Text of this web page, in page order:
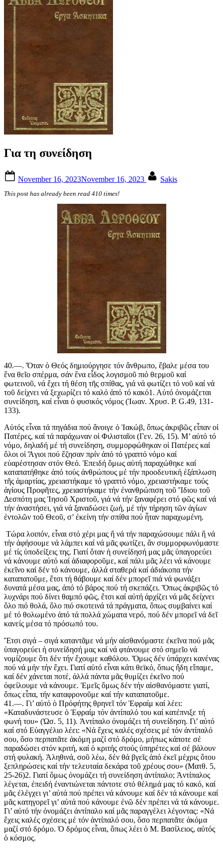
Για τη συνείδηση
on
November 16, 2023November 16, 2023 Sakis
This post has already been read 410 times!
40.—. Ὅταν ὁ Θεός δημιούργησε τόν ἄνθρωπο, ἔβαλε μέσα του
ἕνα θεῖο σπέρμα, σάν ἕνα εἶδος λογισμοῦ πιό θερμοῦ καί
φωτεινοῦ, νά ἔχει τή θέση τῆς σπίθας, γιά νά φωτίζει τό νοῦ καί νά
τοῦ δείχνει νά ξεχωρίζει τό καλό ἀπό τό κακό1. Αὐτό ὀνομάζεται
συνείδηση, καί εἶναι ὁ φυσικός νόμος (Ἰωαν. Χρυσ. P. G.49, 131-
133).
Αὐτός εἶναι τά πηγάδια πού ἄνοιγε ὁ Ἰακώβ, ὅπως ἀκριβῶς εἶπαν οἱ
Πατέρες, καί τά παράχωναν οἱ Φιλισταῖοι (Γεν. 26, 15). Μ’ αὐτό τό
νόμο, δηλαδή μέ τή συνείδηση, συμμορφώθηκαν οἱ Πατέρες καί
ὅλοι οἱ Ἅγιοι πού ἔζησαν πρίν ἀπό τό γραπτό νόμο καί
εὐαρέστησαν στόν Θεό. Ἐπειδή ὅμως αὐτή παραχώθηκε καί
καταπατήθηκε ἀπό τούς ἀνθρώπους μέ τήν προοδευτική ἐξάπλωση
τῆς ἁμαρτίας, χρειαστήκαμε τό γραπτό νόμο, χρειαστήκαμε τούς
ἁγίους Προφῆτες, χρειαστήκαμε τήν ἐνανθρώπιση τοῦ Ἴδιου τοῦ
Δεσπότη μας Ἰησοῦ Χριστοῦ, γιά νά τήν ξαναφέρει στό φῶς καί νά
τήν ἀναστήσει, γιά νά ξαναδώσει ζωή, μέ τήν τήρηση τῶν ἁγίων
ἐντολῶν τοῦ Θεοῦ, σ’ ἐκείνη τήν σπίθα πού ἦταν παραχωμένη.
Τώρα λοιπόν, εἶναι στό χέρι μας ἤ νά τήν παραχώσουμε πάλι ἤ νά
τήν ἀφήσουμε νά λάμπει καί νά μᾶς φωτίζει, ἄν συμμορφωνόμαστε
μέ τίς ὑποδείξεις της. Γιατί ὅταν ἡ συνείδησή μας μᾶς ὑπαγορεύει
νά κάνουμε αὐτό καί ἀδιαφοροῦμε, καί πάλι μᾶς λέει νά κάνουμε
ἐκεῖνο καί δέν τό κάνουμε, ἀλλά σταθερά καί ἀδιάκοπα τήν
καταπατοῦμε, ἔτσι τή θάβουμε καί δέν μπορεῖ πιά νά φωνάξει
δυνατά μέσα μας, ἀπό τό βάρος πού τή σκεπάζει. Ὅπως ἀκριβῶς τό
λυχνάρι πού δίνει θαμπό φῶς, ἔτσι καί αὐτή ἀρχίζει νά μᾶς δείχνει
ὅλο πιό θολά, ὅλο πιό σκοτεινά τά πράγματα, ὅπως συμβαίνει καί
μέ τό θολωμένο ἀπό τά πολλά χώματα νερό, πού δέν μπορεῖ νά δεῖ
κανείς μέσα τό πρόσωπό του.
Ἔτσι σιγά – σιγά καταντᾶμε νά μήν αἰσθανόμαστε ἐκεῖνα πού μᾶς
ὑπαγορεύει ἡ συνείδησή μας καί νά φτάνουμε στό σημεῖο νά
νομίζουμε ὅτι δέν τήν ἔχουμε καθόλου. Ὅμως δέν ὑπάρχει κανένας
πού νά μήν τήν ἔχει. Γιατί αὐτό εἶναι κάτι θεϊκό, ὅπως ἤδη εἴπαμε,
καί δέν χάνεται ποτέ, ἀλλά πάντα μᾶς θυμίζει ἐκεῖνο πού
ὀφείλουμε νά κάνουμε. Ἐμεῖς ὅμως δέν τήν αἰσθανόμαστε γιατί,
ὅπως εἶπα, τήν καταφρονοῦμε καί τήν καταπατοῦμε.
41.—. Γι’ αὐτό ὁ Πρόφήτης θρηνεῖ τόν Ἐφραίμ καί λέει:
«Καταδυνάστευσε ὁ Ἐφραίμ τόν ἀντίπαλό του καί κατέπνιξε τή
φωνή του» (Ὡσ. 5, 11). Ἀντίπαλο ὀνομάζει τή συνείδηση. Γι’ αὐτό
καί στό Εὐαγγέλιο λέει: «Νά ἔχεις καλές σχέσεις μέ τόν ἀντίπαλό
σου, ὅσο περπατᾶτε ἀκόμη μαζί στό δρόμο, μήπως κάποτε σέ
παραδώσει στόν κριτή, καί ὁ κριτής στούς ὑπηρέτες καί σέ βάλουν
στή φυλακή. Ἀληθινά, σοῦ λέω, δέν θά βγεῖς ἀπό ἐκεῖ μέχρις ὅτου
ξεπληρώσεις καί τήν τελευταία δεκάρα τοῦ χρέους σου» (Ματθ. 5,
25-26)2. Γιατί ὅμως ὀνομάζει τή συνείδηση ἀντίπαλο; Ἀντίπαλος
λέγεται, ἐπειδή ἐναντιώνεται πάντοτε στό θέλημά μας τό κακό, καί
μᾶς ἐλέγχει γι’ αὐτά πού πρέπει νά κάνουμε καί δέν τά κάνουμε καί
μᾶς κατηγορεῖ γι’ αὐτά πού κάνουμε ἐνῶ δέν πρέπει νά τά κάνουμε.
Γι’ αὐτό τήν ὀνομάζει ἀντίπαλο καί μᾶς παραγγέλει λέγοντας: «Νά
ἔχεις καλές σχέσεις μέ τόν ἀντίπαλό σου, ὅσο περπατᾶτε ἀκόμα
μαζί στό δρόμο. Ὁ δρόμος εἶναι, ὅπως λέει ὁ Μ. Βασίλειος, αὐτός
ὁ κόσμος.